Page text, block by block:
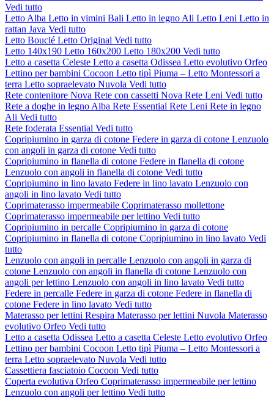
Vedi tutto
Letto Alba Letto in vimini Bali Letto in legno Ali Letto Leni Letto in
rattan Java Vedi tutto
Letto Bouclé Letto Original Vedi tutto
Letto 140x190 Letto 160x200 Letto 180x200 Vedi tutto
Letto a casetta Celeste Letto a casetta Odissea Letto evolutivo Orfeo
Lettino per bambini Cocoon Letto tipì Piuma – Letto Montessori a
terra Letto sopraelevato Nuvola Vedi tutto
Rete contenitore Nova Rete con cassetti Nova Rete Leni Vedi tutto
Rete a doghe in legno Alba Rete Essential Rete Leni Rete in legno
Ali Vedi tutto
Rete foderata Essential Vedi tutto
Copripiumino in garza di cotone Federe in garza di cotone Lenzuolo
con angoli in garza di cotone Vedi tutto
Copripiumino in flanella di cotone Federe in flanella di cotone
Lenzuolo con angoli in flanella di cotone Vedi tutto
Copripiumino in lino lavato Federe in lino lavato Lenzuolo con
angoli in lino lavato Vedi tutto
Coprimaterasso impermeabile Coprimaterasso mollettone
Coprimaterasso impermeabile per lettino Vedi tutto
Copripiumino in percalle Copripiumino in garza di cotone
Copripiumino in flanella di cotone Copripiumino in lino lavato Vedi
tutto
Lenzuolo con angoli in percalle Lenzuolo con angoli in garza di
cotone Lenzuolo con angoli in flanella di cotone Lenzuolo con
angoli per lettino Lenzuolo con angoli in lino lavato Vedi tutto
Federe in percalle Federe in garza di cotone Federe in flanella di
cotone Federe in lino lavato Vedi tutto
Materasso per lettini Respira Materasso per lettini Nuvola Materasso
evolutivo Orfeo Vedi tutto
Letto a casetta Odissea Letto a casetta Celeste Letto evolutivo Orfeo
Lettino per bambini Cocoon Letto tipì Piuma – Letto Montessori a
terra Letto sopraelevato Nuvola Vedi tutto
Cassettiera fasciatoio Cocoon Vedi tutto
Coperta evolutiva Orfeo Coprimaterasso impermeabile per lettino
Lenzuolo con angoli per lettino Vedi tutto